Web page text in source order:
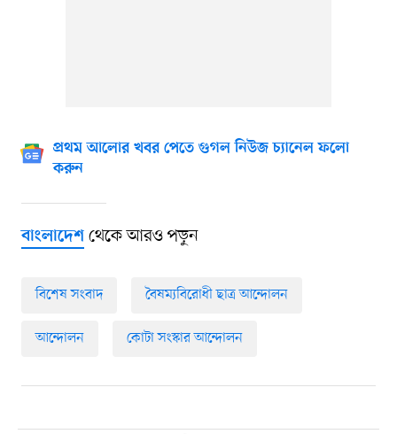
প্রথম আলোর খবর পেতে গুগল নিউজ চ্যানেল ফলো
করুন
বাংলাদেশথেকে আরও পড়ুন
বিশেষ সংবাদ বৈষম্যবিরোধী ছাত্র আন্দোলন
আন্দোলন কোটা সংস্কার আন্দোলন